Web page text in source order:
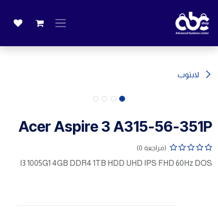
لابتوب
Acer Aspire 3 A315-56-351P
(مراجعة 0)
I3 1005G1 4GB DDR4 1TB HDD UHD IPS FHD 60Hz DOS